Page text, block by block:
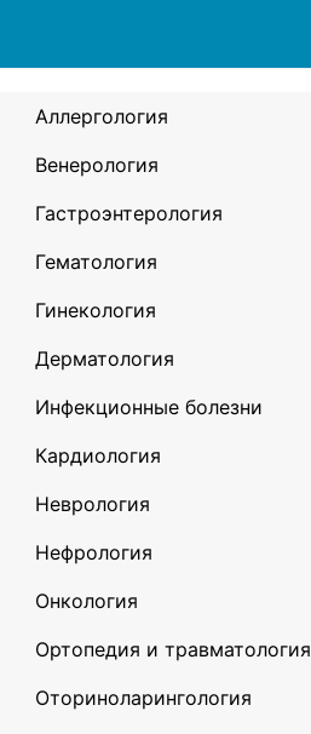
Аллергология
Венерология
Гастроэнтерология
Гематология
Гинекология
Дерматология
Инфекционные болезни
Кардиология
Неврология
Нефрология
Онкология
Ортопедия и травматология
Оториноларингология